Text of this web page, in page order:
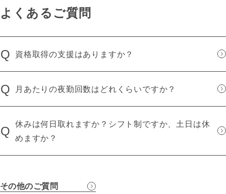
よくあるご質問
Q 資格取得の支援はありますか？
Q 月あたりの夜勤回数はどれくらいですか？
Q
休みは何日取れますか？シフト制ですか、土日は休
めますか？
その他のご質問